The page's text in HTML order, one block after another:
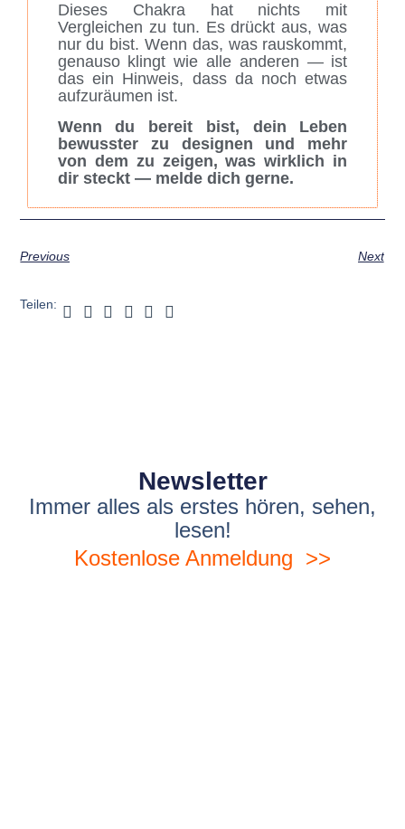
Dieses Chakra hat nichts mit
Vergleichen zu tun. Es drückt aus, was
nur du bist. Wenn das, was rauskommt,
genauso klingt wie alle anderen — ist
das ein Hinweis, dass da noch etwas
aufzuräumen ist.
Wenn du bereit bist, dein Leben
bewusster zu designen und mehr
von dem zu zeigen, was wirklich in
dir steckt — melde dich gerne.
Previous Next
Teilen:
Newsletter
Immer alles als erstes hören, sehen,
lesen!
Kostenlose Anmeldung >>